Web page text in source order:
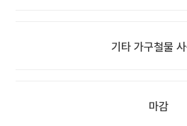
기타 가구철물
마감